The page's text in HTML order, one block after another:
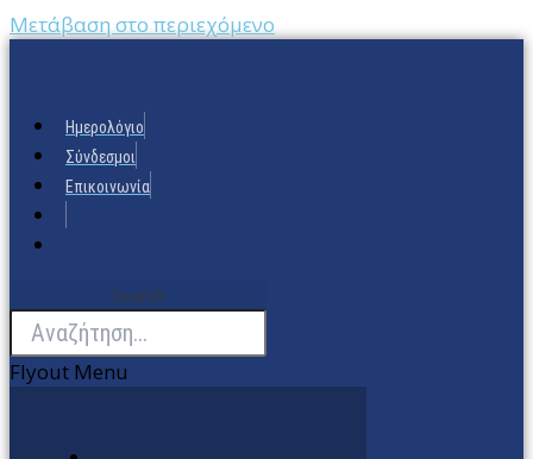
Μετάβαση στο περιεχόμενο
Ημερολόγιο
Σύνδεσμοι
Επικοινωνία
Search
Flyout Menu